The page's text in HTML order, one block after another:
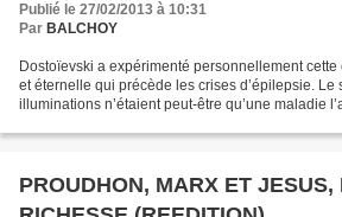
Publié le 27/02/2013 à 10:31
Par BALCHOY
Dostoïevski a expérimenté personnellement
et éternelle qui précède les crises d’épilepsie.
illuminations n’étaient peut-être qu’une maladie
PROUDHON, MARX ET